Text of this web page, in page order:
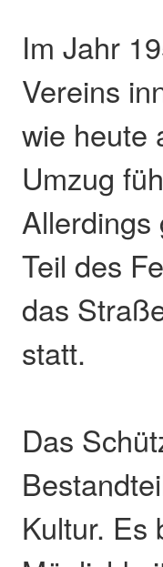
Im Jahr
Vereins
wie heute
Umzug
Allerdings
Teil des
das
statt.
Das
Kultur. Es